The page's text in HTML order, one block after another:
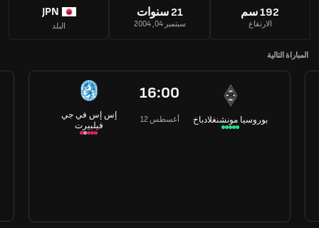
192 سم
الارتفاع
21 سنوات
سبتمبر 04, 2004
JPN
البلد
المباراة التالية
إس إس في جي
فيلبيرت
16:00
12 أغسطس بوروسيا مونشنغلادباخ